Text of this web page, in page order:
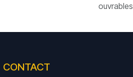
ouvrables
CONTACT